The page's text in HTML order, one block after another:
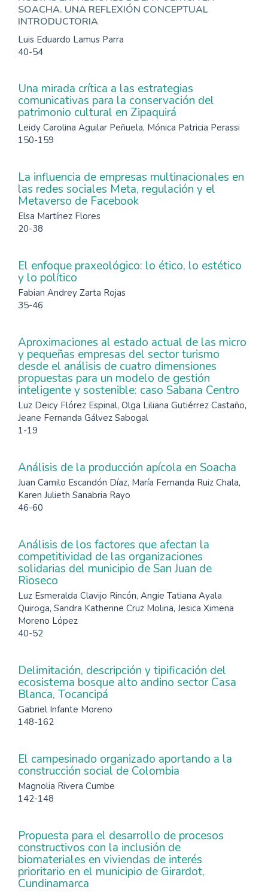
SOACHA. UNA REFLEXIÓN CONCEPTUAL
INTRODUCTORIA
Luis Eduardo Lamus Parra
40-54
Una mirada crítica a las estrategias
comunicativas para la conservación del
patrimonio cultural en Zipaquirá
Leidy Carolina Aguilar Peñuela, Mónica Patricia Perassi
150-159
La influencia de empresas multinacionales en
las redes sociales Meta, regulación y el
Metaverso de Facebook
Elsa Martínez Flores
20-38
El enfoque praxeológico: lo ético, lo estético
y lo político
Fabian Andrey Zarta Rojas
35-46
Aproximaciones al estado actual de las micro
y pequeñas empresas del sector turismo
desde el análisis de cuatro dimensiones
propuestas para un modelo de gestión
inteligente y sostenible: caso Sabana Centro
Luz Deicy Flórez Espinal, Olga Liliana Gutiérrez Castaño,
Jeane Fernanda Gálvez Sabogal
1-19
Análisis de la producción apícola en Soacha
Juan Camilo Escandón Díaz, María Fernanda Ruiz Chala,
Karen Julieth Sanabria Rayo
46-60
Análisis de los factores que afectan la
competitividad de las organizaciones
solidarias del municipio de San Juan de
Rioseco
Luz Esmeralda Clavijo Rincón, Angie Tatiana Ayala
Quiroga, Sandra Katherine Cruz Molina, Jesica Ximena
Moreno López
40-52
Delimitación, descripción y tipificación del
ecosistema bosque alto andino sector Casa
Blanca, Tocancipá
Gabriel Infante Moreno
148-162
El campesinado organizado aportando a la
construcción social de Colombia
Magnolia Rivera Cumbe
142-148
Propuesta para el desarrollo de procesos
constructivos con la inclusión de
biomateriales en viviendas de interés
prioritario en el municipio de Girardot,
Cundinamarca